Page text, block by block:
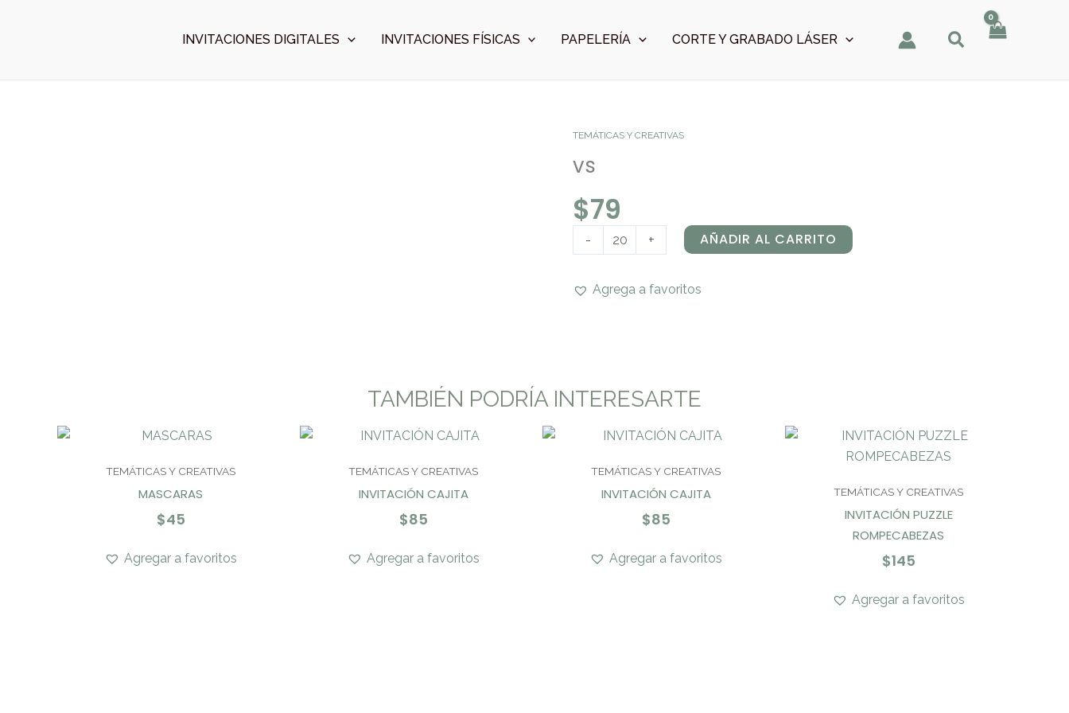
INVITACIONES DIGITALES INVITACIONES FÍSICAS PAPELERÍA CORTE Y GRABADO LÁSER
TEMÁTICAS Y CREATIVAS
vs
$79
-
vs
cantidad
+ AÑADIR AL CARRITO
Agrega a favoritos
TAMBIÉN PODRÍA INTERESARTE
TEMÁTICAS Y CREATIVAS
MASCARAS
$45
Agregar a favoritos
TEMÁTICAS Y CREATIVAS
INVITACIÓN CAJITA
$85
Agregar a favoritos
TEMÁTICAS Y CREATIVAS
INVITACIÓN CAJITA
$85
Agregar a favoritos
TEMÁTICAS Y CREATIVAS
INVITACIÓN PUZZLE
ROMPECABEZAS
$145
Agregar a favoritos